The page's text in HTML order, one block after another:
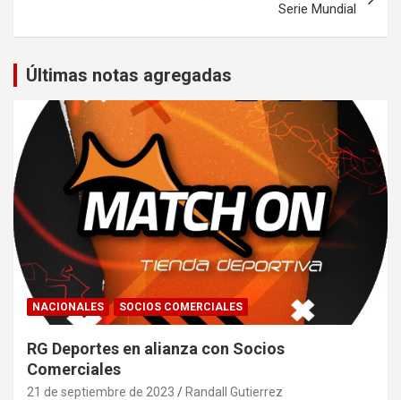
Serie Mundial
Últimas notas agregadas
NACIONALES SOCIOS COMERCIALES
RG Deportes en alianza con Socios
Comerciales
21 de septiembre de 2023 Randall Gutierrez